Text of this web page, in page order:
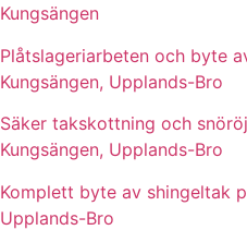
Kungsängen
Plåtslageriarbeten och byte
Kungsängen, Upplands-Bro
Säker takskottning och
Kungsängen, Upplands-Bro
Komplett byte av shingeltak
Upplands-Bro